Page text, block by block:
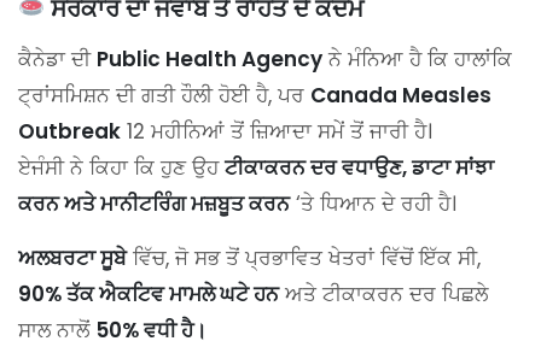
ਸਰਕਾਰ ਦਾ ਜਵਾਬ ਤੇ ਰਾਹਤ ਦੇ ਕਦਮ
ਕੈਨੇਡਾ ਦੀ Public Health Agencyਨੇ ਮੰਨਿਆ ਹੈ ਕਿ ਹਾਲਾਂਕਿ
ਟ੍ਰਾਂਸਮਿਸ਼ਨ ਦੀ ਗਤੀ ਹੌਲੀ ਹੋਈ ਹੈ, ਪਰ Canada Measles
Outbreak 12 ਮਹੀਨਿਆਂ ਤੋਂ ਜ਼ਿਆਦਾ ਸਮੇਂ ਤੋਂ ਜਾਰੀ ਹੈ।
ਏਜੰਸੀ ਨੇ ਕਿਹਾ ਕਿ ਹੁਣ ਉਹਟੀਕਾਕਰਨ ਦਰ ਵਧਾਉਣ, ਡਾਟਾ ਸਾਂਝਾ
ਕਰਨ ਅਤੇ ਮਾਨੀਟਰਿੰਗ ਮਜ਼ਬੂਤ ਕਰਨ‘ਤੇ ਧਿਆਨ ਦੇ ਰਹੀ ਹੈ।
ਅਲਬਰਟਾ ਸੂਬੇਵਿੱਚ, ਜੋ ਸਭ ਤੋਂ ਪ੍ਰਭਾਵਿਤ ਖੇਤਰਾਂ ਵਿੱਚੋਂ ਇੱਕ ਸੀ,
90% ਤੱਕ ਐਕਟਿਵ ਮਾਮਲੇ ਘਟੇ ਹਨਅਤੇ ਟੀਕਾਕਰਨ ਦਰ ਪਿਛਲੇ
ਸਾਲ ਨਾਲੋਂ 50% ਵਧੀ ਹੈ।